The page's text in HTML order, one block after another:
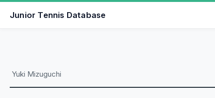
Junior Tennis Database
Yuki Mizuguchi